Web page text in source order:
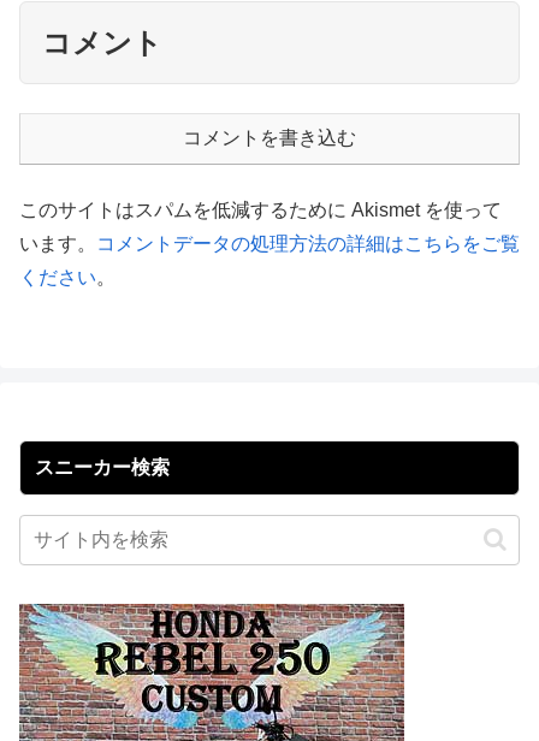
コメント
コメントを書き込む
このサイトはスパムを低減するために Akismet を使って
います。
コメントデータの処理方法の詳細はこちらをご覧
ください。
スニーカー検索